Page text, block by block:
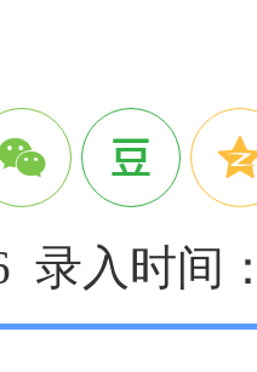
录入时间